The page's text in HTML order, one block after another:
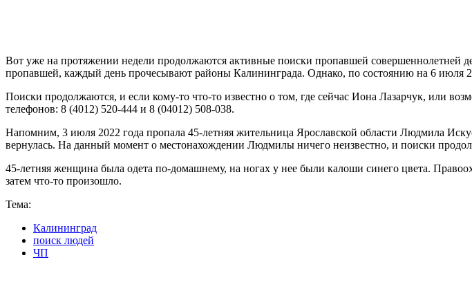
Вот уже на протяжении недели продолжаются активные поиски пропавшей совершеннолетней
пропавшей, каждый день прочесывают районы Калининграда. Однако, по состоянию на 6 июля
Поиски продолжаются, и если кому-то что-то известно о том, где сейчас Иона Лазарчук, или
телефонов: 8 (4012) 520-444 и 8 (04012) 508-038.
Напомним, 3 июля 2022 года пропала 45-летняя жительница Ярославской области Людмила
вернулась. На данный момент о местонахождении Людмилы ничего неизвестно, и поиски
45-летняя женщина была одета по-домашнему, на ногах у нее были калоши синего цвета.
затем что-то произошло.
Тема:
Калининград
поиск людей
ЧП